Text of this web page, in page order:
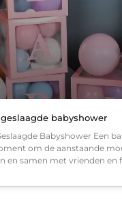
babyshower
Babyshower Een
om de aanstaande
en samen met vrienden en